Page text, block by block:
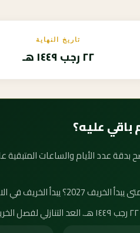
تاريخ النهاية
٢٢ رجب ١٤٤٩ هـ